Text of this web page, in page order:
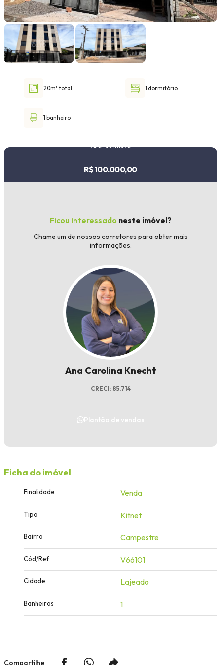
Faixa de valor
30.000,00até1.000.000,00 ou +
20m² total 1 dormitório
1 banheiro
R$ 100.000,00
Ficou interessado neste imóvel?
Chame um de nossos corretores para obter mais
informações.
Ana Carolina Knecht
CRECI: 85.714
Plantão de vendas
Ficha do imóvel
Finalidade Venda
Tipo Kitnet
Bairro Campestre
Cód/Ref V66101
Cidade Lajeado
Banheiros 1
Compartilhe